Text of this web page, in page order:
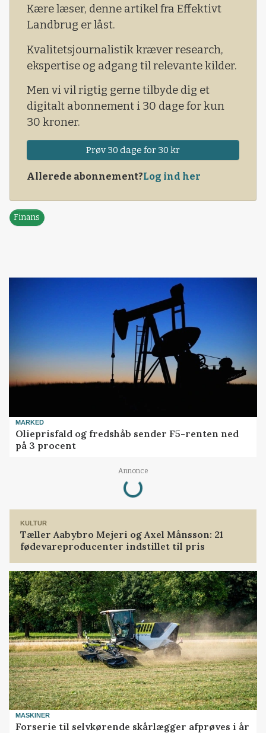
lang tørkeperiode.
Kære læser, denne artikel fra Effektivt
Landbrug er låst.
Kvalitetsjournalistik kræver research,
ekspertise og adgang til relevante kilder.
Men vi vil rigtig gerne tilbyde dig et
digitalt abonnement i 30 dage for kun
30 kroner.
Prøv 30 dage for 30 kr
Allerede abonnement?Log ind her
Finans
MARKED
Olieprisfald og fredshåb sender F5-renten ned
på 3 procent
Annonce
Loading...
KULTUR
Tæller Aabybro Mejeri og Axel Månsson: 21
fødevareproducenter indstillet til pris
MASKINER
Forserie til selvkørende skårlægger afprøves i år